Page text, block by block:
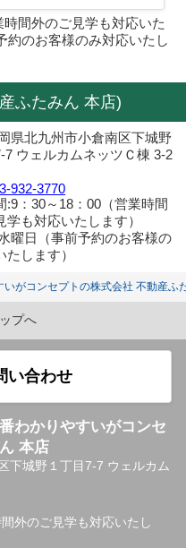
間外のご見学も対応いた
約のお客様のみ対応いたし
ふたみん 本店)
県北九州市小倉南区下城野
7 ウェルカムネッツＣ棟 3-2
932-3770
:9：30～18：00（営業時間
学も対応いたします）
曜日（事前予約のお客様の
たします）
がコンセプトの株式会社 不動産ふ
プへ
い合わせ
わかりやすいがコンセ
本店
下城野１丁目7-7 ウェルカム
外のご見学も対応いたし